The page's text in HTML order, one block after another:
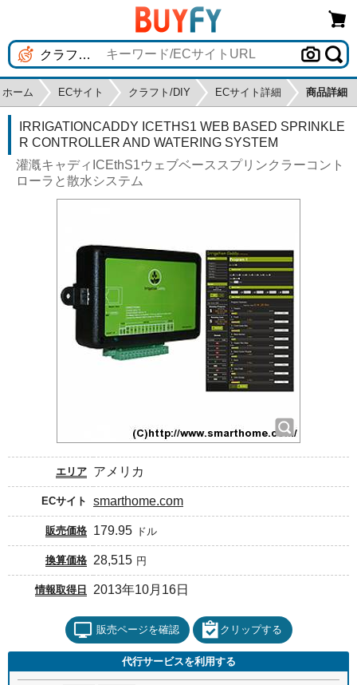
ホーム ECサイト クラフト/DIY ECサイト詳細 商品詳細
IRRIGATIONCADDY ICETHS1 WEB BASED SPRINKLE
R CONTROLLER AND WATERING SYSTEM
灌漑キャディICEthS1ウェブベーススプリンクラーコント
ローラと散水システム
エリア アメリカ
ECサイト smarthome.com
販売価格 179.95 ドル
換算価格 28,515 円
情報取得日 2013年10月16日
販売ページを確認 クリップする
代行サービスを利用する